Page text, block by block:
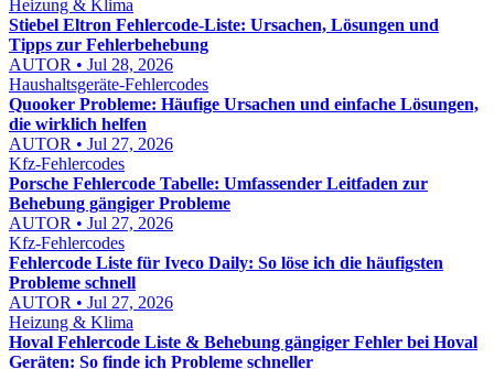
Heizung & Klima
Stiebel Eltron Fehlercode-Liste: Ursachen, Lösungen und
Tipps zur Fehlerbehebung
AUTOR • Jul 28, 2026
Haushaltsgeräte-Fehlercodes
Quooker Probleme: Häufige Ursachen und einfache Lösungen,
die wirklich helfen
AUTOR • Jul 27, 2026
Kfz-Fehlercodes
Porsche Fehlercode Tabelle: Umfassender Leitfaden zur
Behebung gängiger Probleme
AUTOR • Jul 27, 2026
Kfz-Fehlercodes
Fehlercode Liste für Iveco Daily: So löse ich die häufigsten
Probleme schnell
AUTOR • Jul 27, 2026
Heizung & Klima
Hoval Fehlercode Liste & Behebung gängiger Fehler bei Hoval
Geräten: So finde ich Probleme schneller